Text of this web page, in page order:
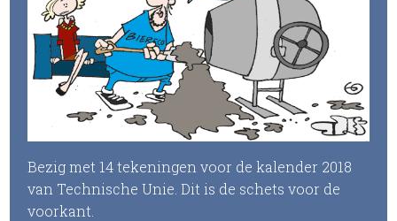
Bezig met 14 tekeningen voor de kalender 2018
van Technische Unie. Dit is de schets voor de
voorkant.